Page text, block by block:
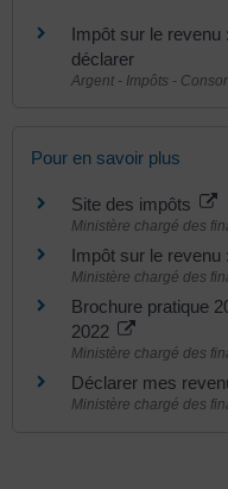
Impôt sur le revenu
déclarer
Argent - Impôts -
Pour en savoir plus
Site des impôts
Ministère chargé des
Impôt sur le revenu
Ministère chargé des
Brochure pratique
2022
Ministère chargé des
Déclarer mes
Ministère chargé des